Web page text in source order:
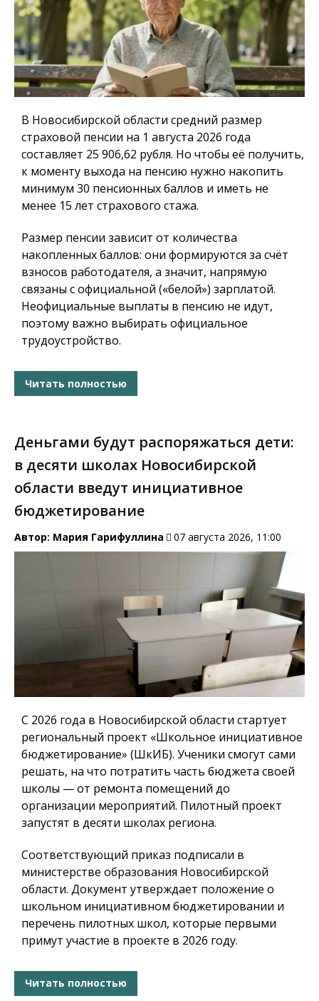
В Новосибирской области средний размер
страховой пенсии на 1 августа 2026 года
составляет 25 906,62 рубля. Но чтобы её получить,
к моменту выхода на пенсию нужно накопить
минимум 30 пенсионных баллов и иметь не
менее 15 лет страхового стажа.
Размер пенсии зависит от количества
накопленных баллов: они формируются за счёт
взносов работодателя, а значит, напрямую
связаны с официальной («белой») зарплатой.
Неофициальные выплаты в пенсию не идут,
поэтому важно выбирать официальное
трудоустройство.
Читать полностью
Деньгами будут распоряжаться дети:
в десяти школах Новосибирской
области введут инициативное
бюджетирование
Автор: Мария Гарифуллина 07 августа 2026, 11:00
С 2026 года в Новосибирской области стартует
региональный проект «Школьное инициативное
бюджетирование» (ШкИБ). Ученики смогут сами
решать, на что потратить часть бюджета своей
школы — от ремонта помещений до
организации мероприятий. Пилотный проект
запустят в десяти школах региона.
Соответствующий приказ подписали в
министерстве образования Новосибирской
области. Документ утверждает положение о
школьном инициативном бюджетировании и
перечень пилотных школ, которые первыми
примут участие в проекте в 2026 году.
Читать полностью